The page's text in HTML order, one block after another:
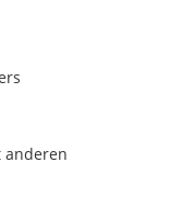
anderen